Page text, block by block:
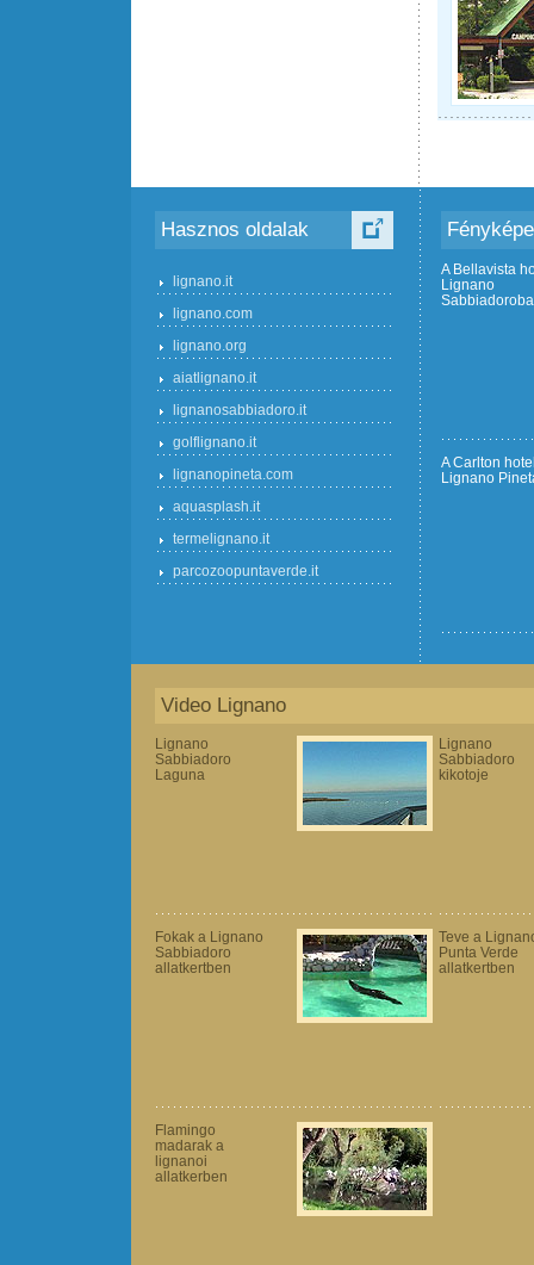
Hasznos oldalak
lignano.it
lignano.com
lignano.org
aiatlignano.it
lignanosabbiadoro.it
golflignano.it
lignanopineta.com
aquasplash.it
termelignano.it
parcozoopuntaverde.it
A Bellavista
Lignano
A Carlton
Lignano
Video Lignano
Lignano
Sabbiadoro
Laguna
Lignano
Sabbiadoro
kikotoje
Fokak a Lignano
Sabbiadoro
allatkertben
Teve a
Punta Verde
allatkertben
Flamingo
madarak a
lignanoi
allatkerben